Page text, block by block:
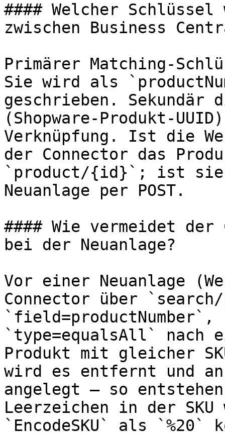
#### Welcher
zwischen Business
Primärer Matching-
Sie wird als
geschrieben. Sekundär
(Shopware-Produkt-
Verknüpfung. Ist die
der Connector das
`product/{id}`; ist
Neuanlage per POST.
#### Wie vermeidet der
bei der Neuanlage?
Vor einer Neuanlage
Connector über
`type=equalsAll` nach
Produkt mit gleicher
wird es entfernt und
angelegt – so
Leerzeichen in der SKU
`EncodeSKU` als `%20`